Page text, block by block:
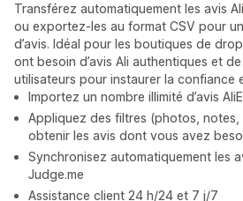
Transférez automatiquement les avis
ou exportez-les au format CSV pour
d’avis. Idéal pour les boutiques de
ont besoin d’avis Ali authentiques et
utilisateurs pour instaurer la confiance
Importez un nombre illimité d’avis
Appliquez des filtres (photos, notes,
obtenir les avis dont vous avez
Synchronisez automatiquement les
Judge.me
Assistance client 24 h/24 et 7 j/7